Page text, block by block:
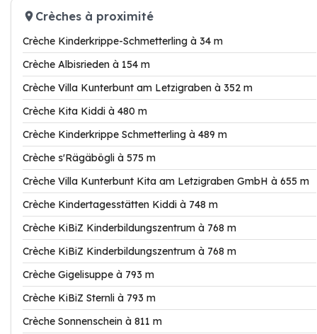
Crèches à proximité
Crèche Kinderkrippe-Schmetterling à 34 m
Crèche Albisrieden à 154 m
Crèche Villa Kunterbunt am Letzigraben à 352 m
Crèche Kita Kiddi à 480 m
Crèche Kinderkrippe Schmetterling à 489 m
Crèche s'Rägäbögli à 575 m
Crèche Villa Kunterbunt Kita am Letzigraben GmbH à 655 m
Crèche Kindertagesstätten Kiddi à 748 m
Crèche KiBiZ Kinderbildungszentrum à 768 m
Crèche KiBiZ Kinderbildungszentrum à 768 m
Crèche Gigelisuppe à 793 m
Crèche KiBiZ Sternli à 793 m
Crèche Sonnenschein à 811 m